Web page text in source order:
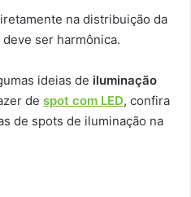
na distribuição da
ser harmônica.
ideias de iluminação
de spot com LED, confira
de spots de iluminação na